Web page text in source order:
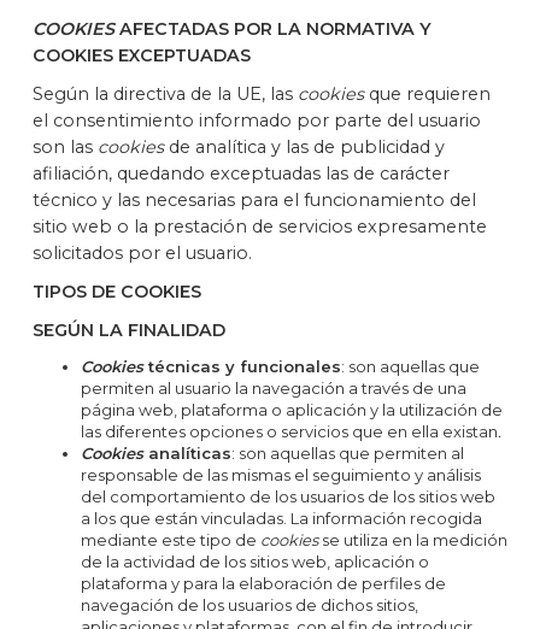
COOKIESAFECTADAS POR LA NORMATIVA Y
COOKIES EXCEPTUADAS
Según la directiva de la UE, las cookies que requieren
el consentimiento informado por parte del usuario
son las cookies de analítica y las de publicidad y
afiliación, quedando exceptuadas las de carácter
técnico y las necesarias para el funcionamiento del
sitio web o la prestación de servicios expresamente
solicitados por el usuario.
TIPOS DE COOKIES
SEGÚN LA FINALIDAD
Cookiestécnicas y funcionales: son aquellas que
permiten al usuario la navegación a través de una
página web, plataforma o aplicación y la utilización de
las diferentes opciones o servicios que en ella existan.
Cookies analíticas: son aquellas que permiten al
responsable de las mismas el seguimiento y análisis
del comportamiento de los usuarios de los sitios web
a los que están vinculadas. La información recogida
mediante este tipo de cookiesse utiliza en la medición
de la actividad de los sitios web, aplicación o
plataforma y para la elaboración de perfiles de
navegación de los usuarios de dichos sitios,